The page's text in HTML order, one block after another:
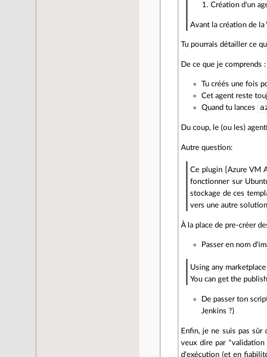
Création d'un
Avant la création de
Tu pourrais détailler ce
De ce que je comprends :
Tu créés une fois
Cet agent reste
Quand tu lances
Du coup, le (ou les)
Autre question:
Ce plugin [Azure VM
fonctionner sur
stockage de ces
vers une autre
À la place de pre-créer
Passer en nom
Using any
You can get the
De passer ton
Jenkins ?)
Enfin, je ne suis pas sûr
veux dire par "validation
d'exécution (et en